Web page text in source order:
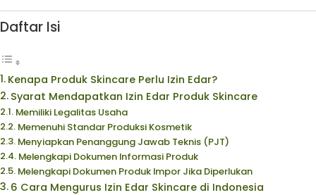
Daftar Isi
Kenapa Produk Skincare Perlu Izin Edar?
Syarat Mendapatkan Izin Edar Produk Skincare
Memiliki Legalitas Usaha
Memenuhi Standar Produksi Kosmetik
Menyiapkan Penanggung Jawab Teknis (PJT)
Melengkapi Dokumen Informasi Produk
Melengkapi Dokumen Produk Impor Jika Diperlukan
6 Cara Mengurus Izin Edar Skincare di Indonesia